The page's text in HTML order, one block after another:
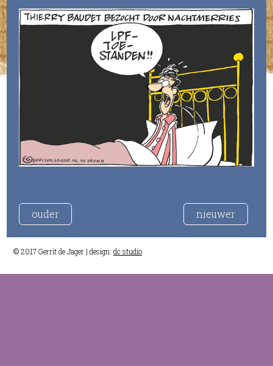
ouder nieuwer
© 2017 Gerrit de Jager | design: dc studio